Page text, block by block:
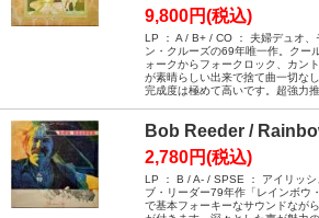
9,800円(税込)
LP ： A / B+ / CO ： 夫婦デュオ、
ン・クルーズの69年唯一作。クー
ォークからフォークロック、カン
が素晴らしい出来で捨て曲一切な
完成度は極めて高いです。超強力推
Bob Reeder /
2,780円(税込)
LP ： B / A- / SPSE ： アイリッシ
ブ・リーダー79年作「レインボウ
で基本フォーキーなサウンドなが